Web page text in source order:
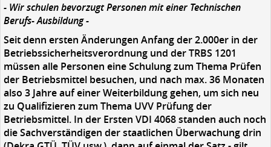
- Wir schulen bevorzugtPersonenmit einer Technischen
Berufs- Ausbildung -
Seit denn ersten Änderungen Anfang der 2.000er in der
Betriebssicherheitsverordnung und der TRBS 1201
müssen alle Personen eine Schulung zum Thema Prüfen
der Betriebsmittel besuchen, und nach max. 36 Monaten
also 3 Jahre auf einer Weiterbildung gehen, um sich neu
zu Qualifizieren zum Thema UVV Prüfung der
Betriebsmittel. In der Ersten VDI 4068 standen auch noch
die Sachverständigen der staatlichen Überwachung drin